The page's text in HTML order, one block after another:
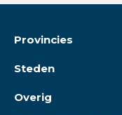
Provincies
Steden
Overig